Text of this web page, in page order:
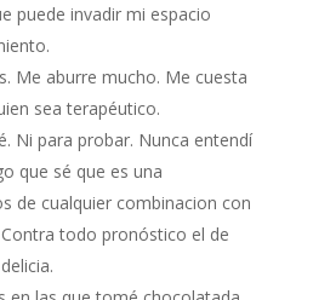
puede invadir mi espacio
Me aburre mucho. Me cuesta
sea terapéutico.
Ni para probar. Nunca entendí
que sé que es una
de cualquier combinacion con
todo pronóstico el de